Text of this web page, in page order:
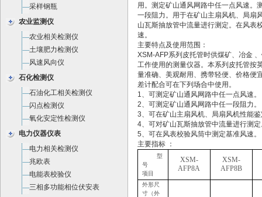
采样钢瓶
农业监测仪
农业相关检测仪
土壤肥力检测仪
风速风向仪
石化检测仪
石油化工相关检测仪
闪点检测仪
氧化安定性检测仪
电力仪器仪表
电力相关检测仪
兆欧表
电能表校验仪
三相多功能相位伏安表
用。测定矿山通风网路中任一点风速。
一段阻力。用于在矿山主扇风机、局扇
山瓦斯抽放管中流量进行测定。在风表
速。
主要特点及使用范围：
XSM-AFP系列皮托管时供煤矿、冶金
工作使用的测量仪器。本系列皮托管按
量准确、美观耐用、携带轻便、价格便
差计配合可在下列场合中使用。
1、可测定矿山通风网路中任一点风速。
2、可测定矿山通风网路中任一段阻力。
3、可在矿山主扇风机、局扇风机性能
4、可对矿山瓦斯抽放管中流量进行测定
5、可在风表校验风筒中测定基准风速。
主要指标 ：
型
号
项目
XSM-
AFP8A
XSM-
AFP8B
外形尺
寸（外